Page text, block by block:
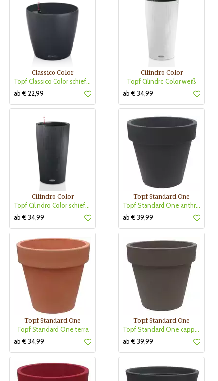
Classico Color
Topf Classico Color schiefergrau
ab € 22,99
Cilindro Color
Topf Cilindro Color weiß
ab € 34,99
Cilindro Color
Topf Cilindro Color schiefergrau
ab € 34,99
Topf Standard One
Topf Standard One anthrazit
ab € 39,99
Topf Standard One
Topf Standard One terra
ab € 34,99
Topf Standard One
Topf Standard One cappuchino
ab € 39,99